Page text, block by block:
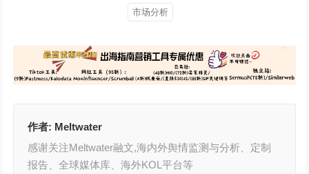
市场分析
作者: Meltwater
感谢关注Meltwater融文,海内外舆情监测与分析、定制
报告、全球媒体库、海外KOL平台等